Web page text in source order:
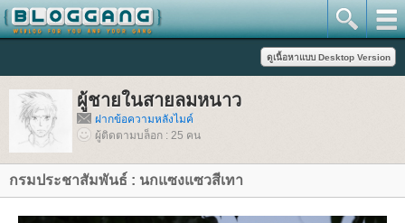
ผู้ชายในสายลมหนาว
ฝากข้อความหลังไมค์
ผู้ติดตามบล็อก : 25 คน
กรมประชาสัมพันธ์ : นกแซงแซวสีเทา